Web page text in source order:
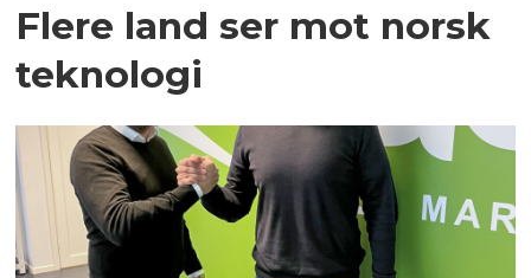
Flere land ser mot norsk
teknologi